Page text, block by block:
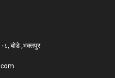
-८, बोडे ,भक्तपुर